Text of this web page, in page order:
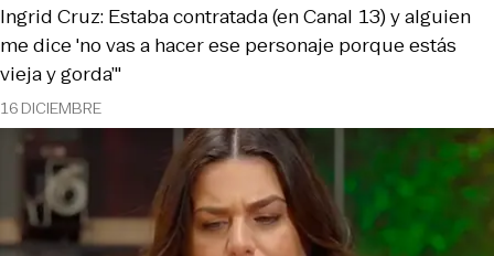
16 DICIEMBRE
Ingrid Cruz: Estaba contratada (en Canal 13) y alguien
me dice 'no vas a hacer ese personaje porque estás
vieja y gorda’"